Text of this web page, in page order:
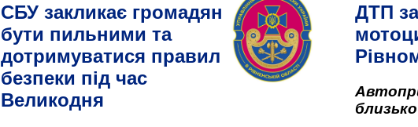
СБУ закликає громадян
бути пильними та
дотримуватися правил
безпеки під час
Великодня
ДТП